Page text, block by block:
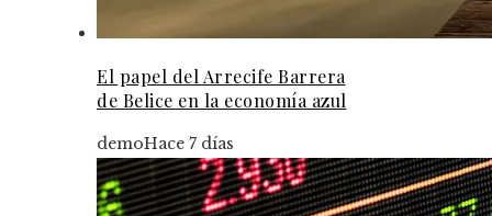
El papel del Arrecife Barrera
de Belice en la economía azul
demoHace 7 días